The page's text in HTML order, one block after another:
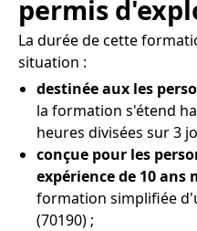
permis
La durée de cette
situation :
destinée aux les
la formation s'étend
heures divisées sur 3
conçue pour les
expérience de 10 ans
formation simplifiée
(70190) ;